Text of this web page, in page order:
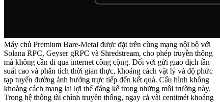
Máy chủ Premium Bare-Metal được đặt trên cùng mạng nội bộ với
Solana RPC, Geyser gRPC và Shredstream, cho phép truyền thông
mà không cần đi qua internet công cộng. Đối với gửi giao dịch tần
suất cao và phân tích thời gian thực, khoảng cách vật lý và độ phức
tạp tuyến đường ảnh hưởng trực tiếp đến kết quả. Cấu hình không
khoảng cách mang lại lợi thế đáng kể trong những môi trường này.
Trong hệ thống tài chính truyền thống, ngay cả vài centimét khoảng